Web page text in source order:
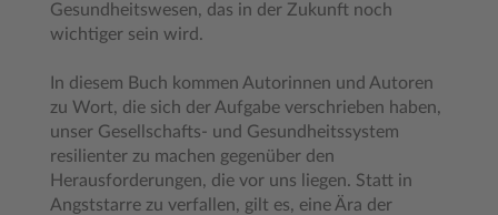
Gesundheitswesen, das in der Zukunft noch
wichtiger sein wird.
In diesem Buch kommen Autorinnen und Autoren
zu Wort, die sich der Aufgabe verschrieben haben,
unser Gesellschafts- und Gesundheitssystem
resilienter zu machen gegenüber den
Herausforderungen, die vor uns liegen. Statt in
Angststarre zu verfallen, gilt es, eine Ära der